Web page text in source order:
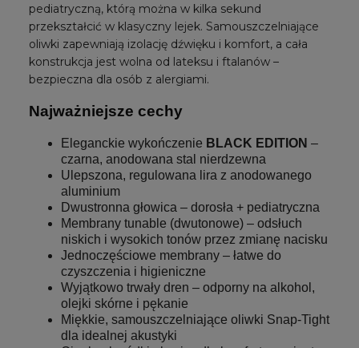
pediatryczną, którą można w kilka sekund
przekształcić w klasyczny lejek. Samouszczelniające
oliwki zapewniają izolację dźwięku i komfort, a cała
konstrukcja jest wolna od lateksu i ftalanów –
bezpieczna dla osób z alergiami.
Najważniejsze cechy
Eleganckie wykończenie BLACK EDITION –
czarna, anodowana stal nierdzewna
Ulepszona, regulowana lira z anodowanego
aluminium
Dwustronna głowica – dorosła + pediatryczna
Membrany tunable (dwutonowe) – odsłuch
niskich i wysokich tonów przez zmianę nacisku
Jednoczęściowe membrany – łatwe do
czyszczenia i higieniczne
Wyjątkowo trwały dren – odporny na alkohol,
olejki skórne i pękanie
Miękkie, samouszczelniające oliwki Snap-Tight
dla idealnej akustyki